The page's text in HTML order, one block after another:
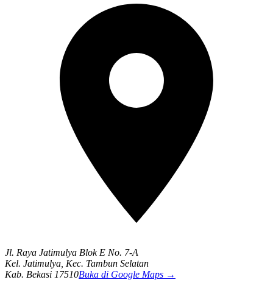
Jl. Raya Jatimulya Blok E No. 7-A
Kel. Jatimulya, Kec. Tambun Selatan
Kab. Bekasi 17510Buka di Google Maps →